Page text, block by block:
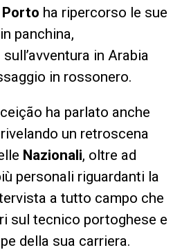
Porto ha ripercorso le sue
panchina,
in Arabia
in rossonero.
ha parlato anche
un retroscena
Nazionali, oltre ad
personali riguardanti la
a tutto campo che
sul tecnico portoghese e
della sua carriera.